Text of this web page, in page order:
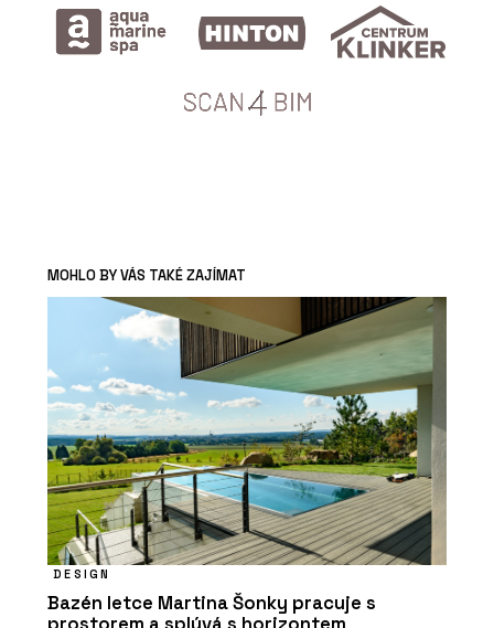
MOHLO BY VÁS TAKÉ ZAJÍMAT
DESIGN
Bazén letce Martina Šonky pracuje s